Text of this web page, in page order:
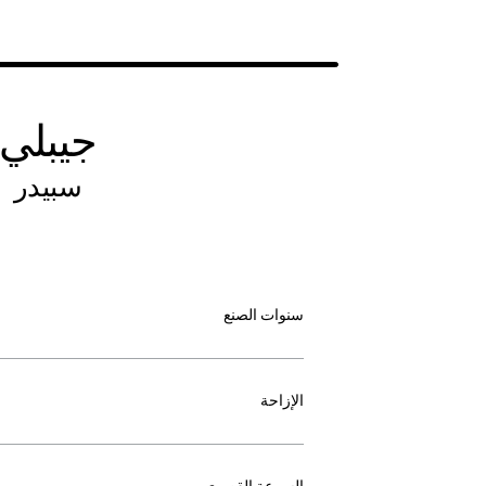
جيبلي
سبيدر
سنوات الصنع
الإزاحة